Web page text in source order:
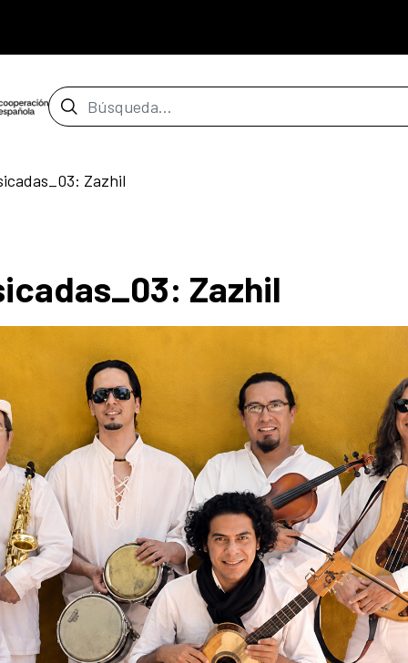
Barra de búsqueda
Zazhil
Zazhil